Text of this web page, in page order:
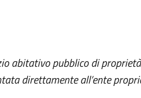
abitativo pubblico di
direttamente all’ente